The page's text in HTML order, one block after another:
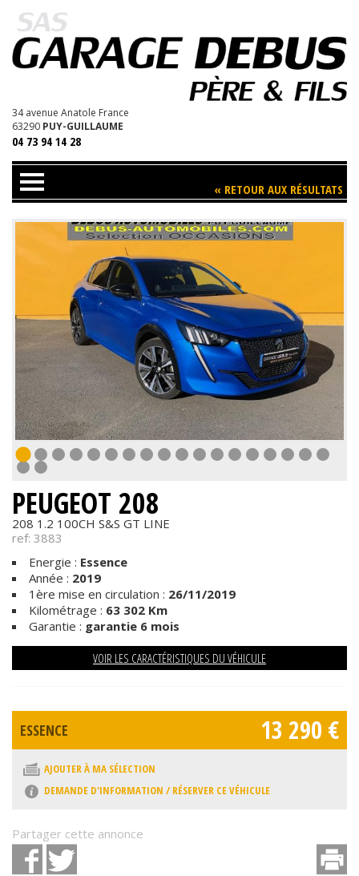
34 avenue Anatole France
63290 PUY-GUILLAUME
04 73 94 14 28
Trouvez votre Véhicule
Nos Services
Contact
« RETOUR AUX RÉSULTATS
PEUGEOT 208
208 1.2 100CH S&S GT LINE
ref: 3883
Energie : Essence
Année : 2019
1ère mise en circulation : 26/11/2019
Kilométrage : 63 302 Km
Garantie : garantie 6 mois
VOIR LES CARACTÉRISTIQUES DU VÉHICULE
ESSENCE 13 290 €
AJOUTER À MA SÉLECTION
DEMANDE D'INFORMATION / RÉSERVER CE VÉHICULE
Partager cette annonce
Facebook